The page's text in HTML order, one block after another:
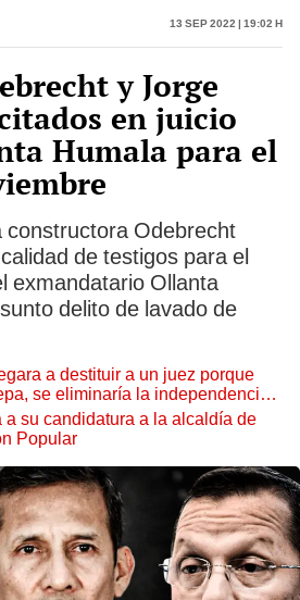
13 Sep 2022 | 19:02 h
y Jorge
en juicio
Humala para el
constructora Odebrecht
de testigos para el
exmandatario Ollanta
delito de lavado de
a destituir a un juez porque
se eliminaría la independencia
su candidatura a la alcaldía de
Popular